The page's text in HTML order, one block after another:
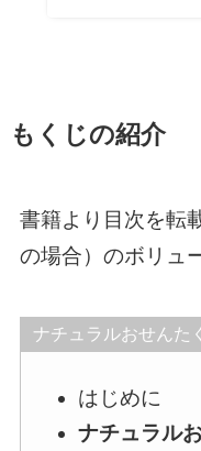
もくじの紹介
書籍より目次を転
の場合）のボリュ
ナチュラルおせんた
はじめに
ナチュラル